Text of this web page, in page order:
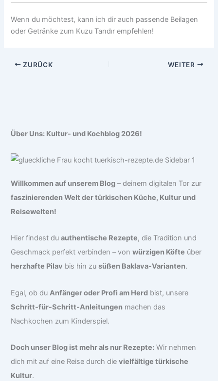
Wenn du möchtest, kann ich dir auch passende Beilagen
oder Getränke zum Kuzu Tandır empfehlen!
ZURÜCK WEITER
Über Uns: Kultur- und Kochblog 2026!
Willkommen auf unserem Blog – deinem digitalen Tor zur
faszinierenden Welt der türkischen Küche, Kultur und
Reisewelten!
Hier findest duauthentische Rezepte, die Tradition und
Geschmack perfekt verbinden – vonwürzigen Köfte über
herzhafte Pilav bis hin zusüßen Baklava-Varianten.
Egal, ob duAnfänger oder Profi am Herd bist, unsere
Schritt-für-Schritt-Anleitungen machen das
Nachkochen zum Kinderspiel.
Doch unser Blog ist mehr als nur Rezepte: Wir nehmen
dich mit auf eine Reise durch dievielfältige türkische
Kultur.